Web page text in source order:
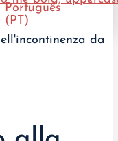
Português
(PT)